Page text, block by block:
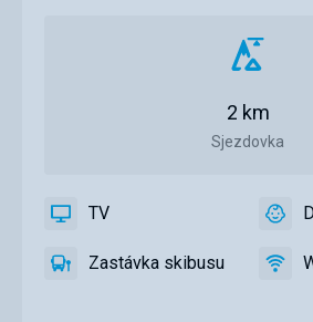
sjezdovky
Sjezdovka
2 km
TV TV
ano ano
ZastávkaZastávka skibusu
ano
Wifi
ano